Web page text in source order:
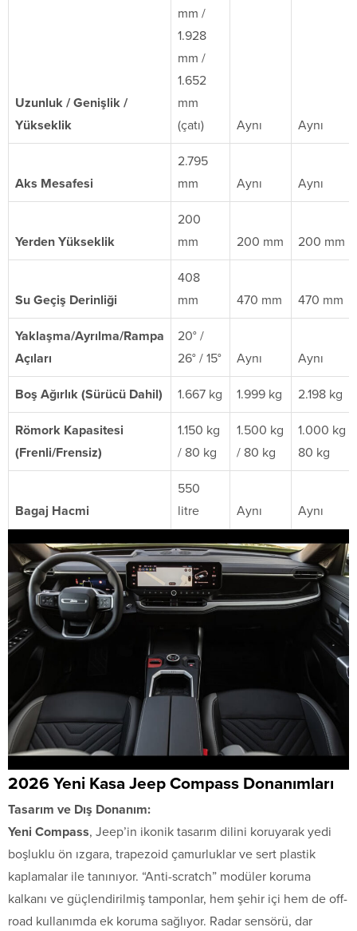
Uzunluk / Genişlik /
Yükseklik
mm /
1.928
mm /
1.652
mm
(çatı)
Aynı Aynı
Aks Mesafesi
2.795
mm
Aynı Aynı
Yerden Yükseklik
200
mm
200 mm 200 mm
Su Geçiş Derinliği
408
mm
470 mm 470 mm
Yaklaşma/Ayrılma/Rampa
Açıları
20° /
26° / 15°
Aynı Aynı
Boş Ağırlık (Sürücü Dahil) 1.667 kg 1.999 kg 2.198 kg
Römork Kapasitesi
(Frenli/Frensiz)
1.150 kg
/ 80 kg
1.500 kg
/ 80 kg
1.000 kg /
80 kg
Bagaj Hacmi
550
litre
Aynı Aynı
2026 Yeni Kasa Jeep Compass Donanımları
Tasarım ve Dış Donanım:
Yeni Compass, Jeep’in ikonik tasarım dilini koruyarak yedi
boşluklu ön ızgara, trapezoid çamurluklar ve sert plastik
kaplamalar ile tanınıyor. “Anti-scratch” modüler koruma
kalkanı ve güçlendirilmiş tamponlar, hem şehir içi hem de off-
road kullanımda ek koruma sağlıyor. Radar sensörü, dar